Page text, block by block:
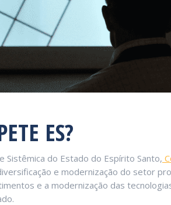
ES?
Sistêmica do Estado do Espírito Santo,
e modernização do setor
e a modernização das